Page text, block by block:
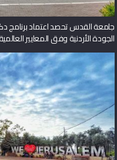
جامعة القدس تحصد اعتماد برنامج
الجودة الأردنية وفق المعايير